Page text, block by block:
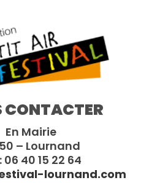
CONTACTER
En Mairie
– Lournand
06 40 15 22 64
lournand.com